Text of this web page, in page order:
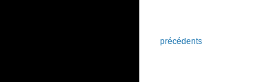
Évènements
précédents